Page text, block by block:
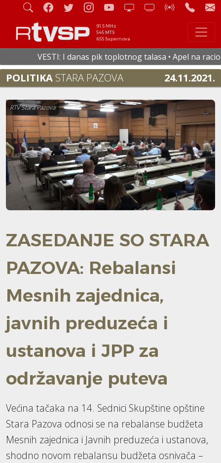
91.5 MHz
545 MTS
655 Supernova
VESTI: I danas pik toplotnog talasa • Apel na
POLITIKA STARA PAZOVA 24.11.2021.
RTV Stara Pazova
ZASEDANJE SO STARA
PAZOVA: Rebalansi
Mesnih zajednica,
javnih preduzeća i
ustanova i JPP za
održavanje puteva
Većina tačaka na 14. Sednici Skupštine opštine
Stara Pazova odnosi se na rebalanse budžeta
Mesnih zajednica i Javnih preduzeća i ustanova,
shodno novom rebalansu budžeta osnivača –